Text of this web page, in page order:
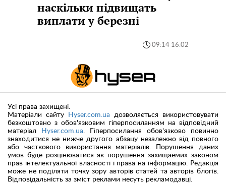
наскільки підвищать
виплати у березні
09:14 16.02
Усі права захищені.
Матеріали сайту
Hyser.com.ua дозволяється використовувати
безкоштовно з обов'язковим гіперпосиланням на відповідний
матеріал
Hyser.com.ua. Гіперпосилання обов'язково повинно
знаходитися не нижче другого абзацу незалежно від повного
або часткового використання матеріалів. Порушення даних
умов буде розцінюватися як порушення захищаемих законом
прав інтелектуальної власності і права на інформацію. Редакція
може не поділяти точку зору авторів статей та авторів блогів.
Відповідальність за зміст реклами несуть рекламодавці.